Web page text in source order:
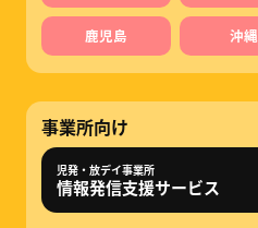
鹿児島 沖縄
事業所向け
児発・放デイ事業所
情報発信支援サービス